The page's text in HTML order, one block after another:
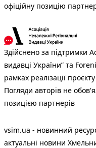
офіційну позицію
Здійснено за підтримки
видавці України” та
рамках реалізації
Погляди авторів не
позицією партнерів
vsim.ua - новинний
актуальні новини